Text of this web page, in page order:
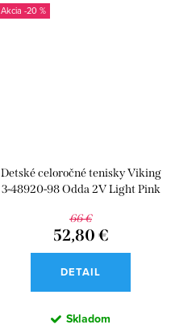
-20 %
Detské celoročné tenisky Viking
3-48920-98 Odda 2V Light Pink
66 €
52,80 €
DETAIL
Skladom